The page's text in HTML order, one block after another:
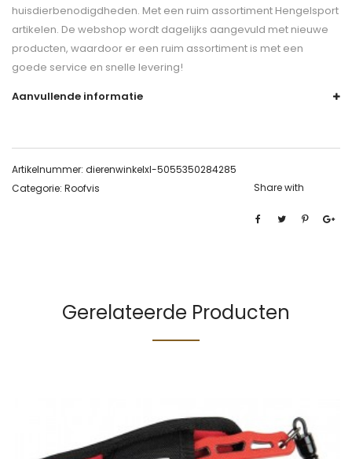
huisdierbenodigdheden. Met een ruim assortiment Hengelsport
artikelen. De webshop wordt dagelijks aangevuld met nieuwe
producten, waardoor er een ruim assortiment is met een
goede service en snelle levering!
Aanvullende informatie
Artikelnummer: dierenwinkelxl-5055350284285
Categorie: Roofvis Share with
Gerelateerde Producten